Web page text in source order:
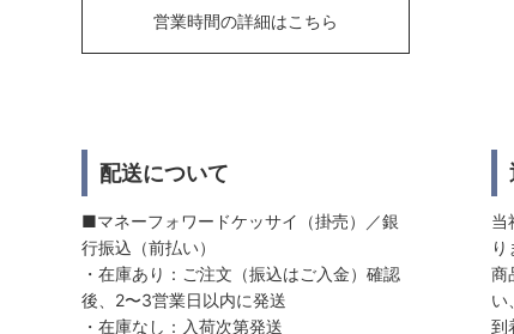
営業時間の詳細はこちら
配送について
■マネーフォワードケッサイ（掛売）／銀
行振込（前払い）
・在庫あり：ご注文（振込はご入金）確認
後、2〜3営業日以内に発送
・在庫なし：入荷次第発送
当
り
商
い
到